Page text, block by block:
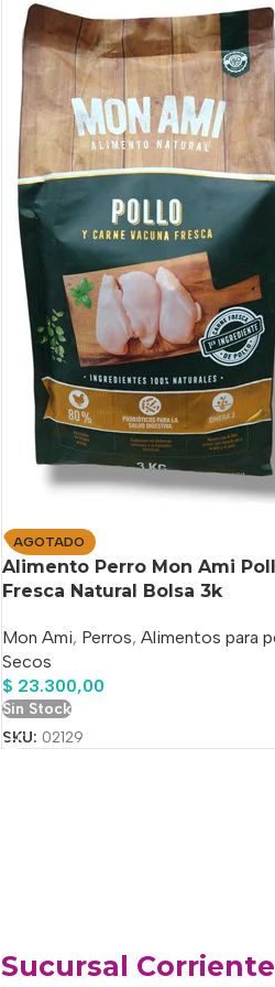
AGOTADO
Alimento Perro Mon Ami
Fresca Natural Bolsa 3k
Mon Ami, Perros, Alimentos para
Secos
$ 23.300,00
Sin Stock
SKU: 02129
Sucursal